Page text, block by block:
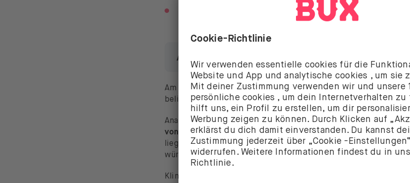
US Technology Sector ETF (SPDR)
Adobe designt seine Zukunft
Am Donnerstag, den 16. Maiwird Adobe, Marktführer der
beliebtesten Designsoftware, seine Quartalsergebnisse
Analysten prognostizieren einen Gewinn von 3,35 $ pro Aktie.
von 10,56 % im Jahresvergleich bedeuten.Der Umsatz sollte
liegen, was einem Anstieg von 13,12 % im Vergleich zum
würde.
Klingt gut? Wenn du in ein Unternehmen investierst, reicht es